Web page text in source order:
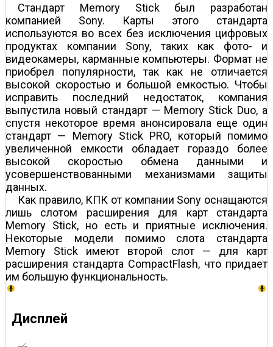
Стандарт Memory Stick был разработан
компанией Sony. Карты этого стандарта
используются во всех без исключения цифровых
продуктах компании Sony, таких как фото- и
видеокамеры, карманные компьютеры. Формат не
приобрел популярности, так как не отличается
высокой скоростью и большой емкостью. Чтобы
исправить последний недостаток, компания
выпустила новый стандарт — Memory Stick Duo, а
спустя некоторое время анонсировала еще один
стандарт — Memory Stick PRO, который помимо
увеличенной емкости обладает гораздо более
высокой скоростью обмена данными и
усовершенствованными механизмами защиты
данных.
Как правило, КПК от компании Sony оснащаются
лишь слотом расширения для карт стандарта
Memory Stick, но есть и приятные исключения.
Некоторые модели помимо слота стандарта
Memory Stick имеют второй слот — для карт
расширения стандарта CompactFlash, что придает
им большую функциональность.
Дисплей